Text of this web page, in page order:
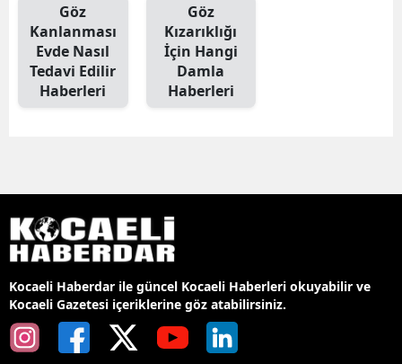
Göz
Kanlanması
Evde Nasıl
Tedavi Edilir
Haberleri
Göz
Kızarıklığı
İçin Hangi
Damla
Haberleri
Kocaeli Haberdar ile güncel Kocaeli Haberleri okuyabilir ve
Kocaeli Gazetesi içeriklerine göz atabilirsiniz.